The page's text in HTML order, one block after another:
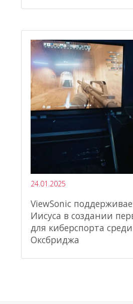
24.01.2025
ViewSonic
Иисуса в создании
для киберспорта
Оксбриджа